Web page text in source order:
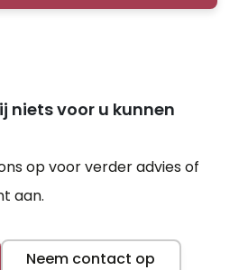
niets voor u kunnen
op voor verder advies of
aan.
Neem contact op